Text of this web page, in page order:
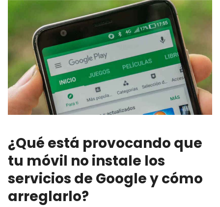
¿Qué está provocando que
tu móvil no instale los
servicios de Google y cómo
arreglarlo?